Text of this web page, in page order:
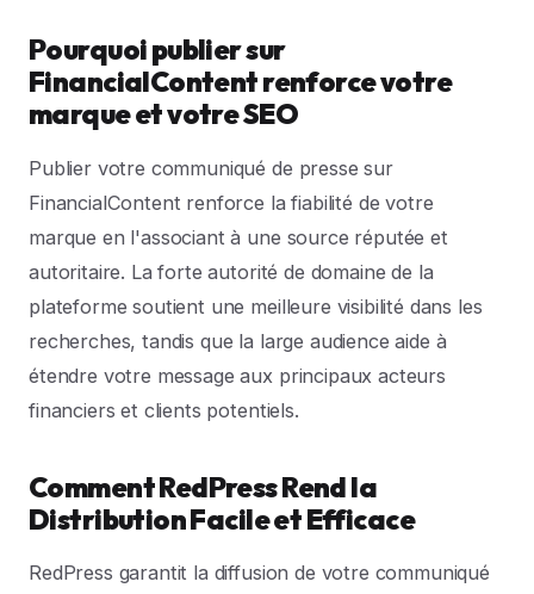
Pourquoi publier sur
FinancialContent renforce votre
marque et votre SEO
Publier votre communiqué de presse sur
FinancialContent renforce la fiabilité de votre
marque en l'associant à une source réputée et
autoritaire. La forte autorité de domaine de la
plateforme soutient une meilleure visibilité dans les
recherches, tandis que la large audience aide à
étendre votre message aux principaux acteurs
financiers et clients potentiels.
Comment RedPress Rend la
Distribution Facile et Efficace
RedPress garantit la diffusion de votre communiqué